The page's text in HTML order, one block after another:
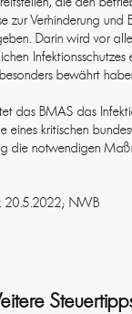
zur Verhinderung und
Darin wird vor
Infektionsschutzes
bewährt
das BMAS das
eines kritischen
die notwendigen
20.5.2022; NWB